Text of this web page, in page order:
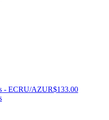
- ECRU/AZUR$133.00